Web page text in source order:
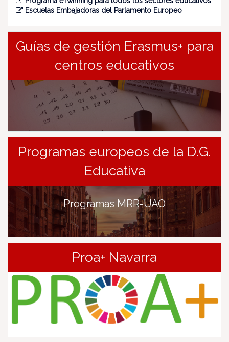
Escuelas Embajadoras del Parlamento Europeo
Guías de gestión Erasmus+ para
centros educativos
Programas europeos de la D.G.
Educativa
Programas MRR-UAO
Proa+ Navarra